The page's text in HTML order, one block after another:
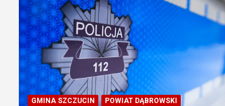
GMINA SZCZUCIN
POWIAT DĄBROWSKI